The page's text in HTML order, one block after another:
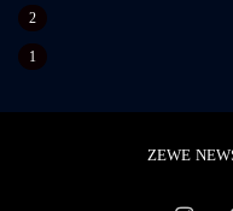
2
1